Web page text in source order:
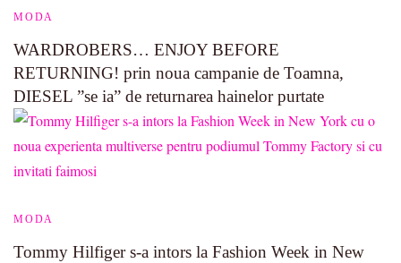
MODA
WARDROBERS… ENJOY BEFORE
RETURNING! prin noua campanie de Toamna,
DIESEL ”se ia” de returnarea hainelor purtate
MODA
Tommy Hilfiger s-a intors la Fashion Week in New